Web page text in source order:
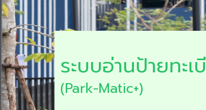
ระบบอ่านป้ายทะ
(Park-Matic+)